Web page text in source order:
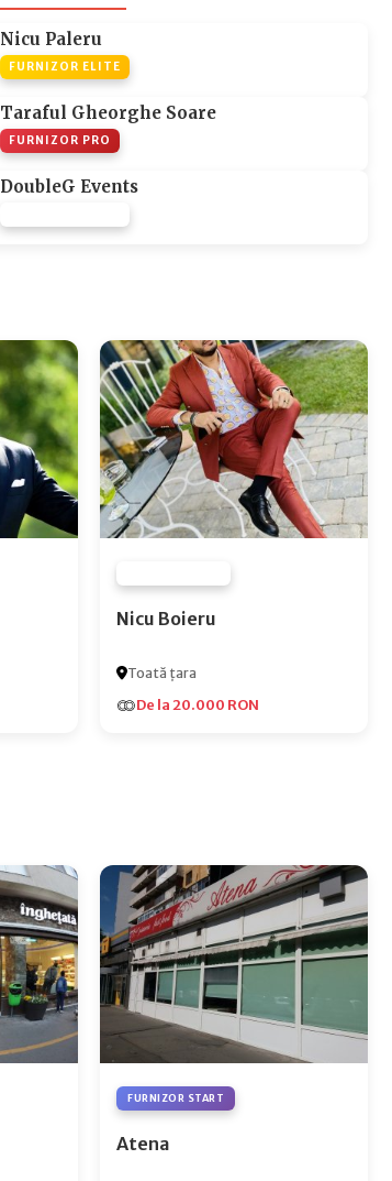
Nicu Paleru
FURNIZOR ELITE
Taraful Gheorghe Soare
FURNIZOR PRO
DoubleG Events
Nicu Boieru
Toată țara
De la 20.000 RON
FURNIZOR START
Atena